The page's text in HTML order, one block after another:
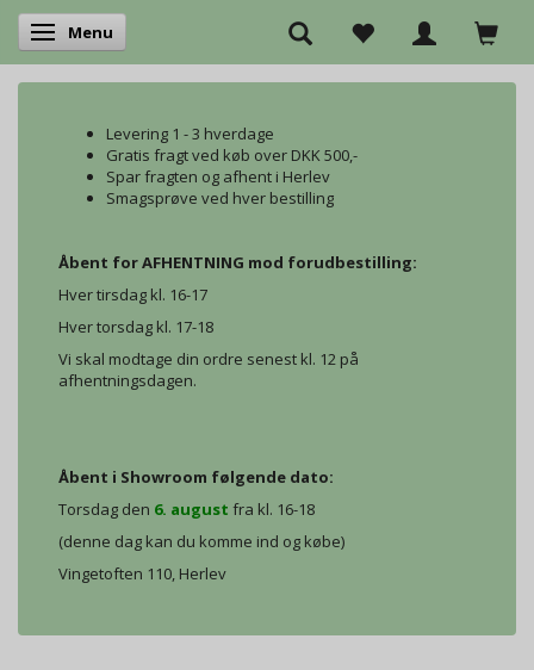
Skifte navigation
Menu
Levering 1 - 3 hverdage
Gratis fragt ved køb over DKK 500,-
Spar fragten og afhent i Herlev
Smagsprøve ved hver bestilling
Åbent for AFHENTNING mod forudbestilling:
Hver tirsdag kl. 16-17
Hver torsdag kl. 17-18
Vi skal modtage din ordre senest kl. 12 på
afhentningsdagen.
Åbent i Showroom følgende dato:
Torsdag den 6. august fra kl. 16-18
(denne dag kan du komme ind og købe)
Vingetoften 110, Herlev